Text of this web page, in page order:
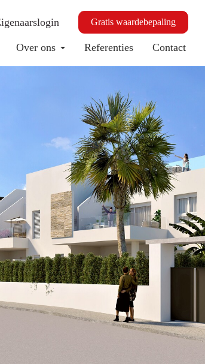
Gratis waardebepaling
Over ons Referenties Contact